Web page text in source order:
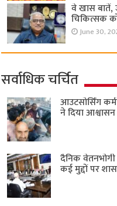
वे खास बातें,
चिकित्सक
June 30,
सर्वाधिक चर्चित
आउटसोर्सिंग
ने दिया आश्वासन
दैनिक
कई मुद्दों पर